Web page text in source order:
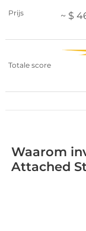
Prijs ~ $
Totale score
Waarom
Attached